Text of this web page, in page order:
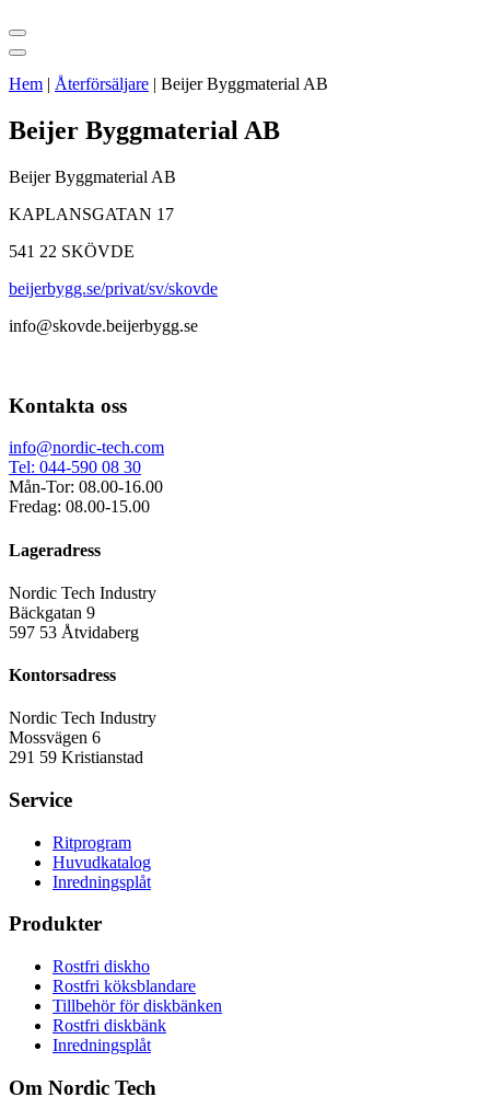
Hem | Återförsäljare | Beijer Byggmaterial AB
Beijer Byggmaterial AB
Beijer Byggmaterial AB
KAPLANSGATAN 17
541 22 SKÖVDE
beijerbygg.se/privat/sv/skovde
info@skovde.beijerbygg.se
Kontakta oss
info@nordic-tech.com
Tel: 044-590 08 30
Mån-Tor: 08.00-16.00
Fredag: 08.00-15.00
Lageradress
Nordic Tech Industry
Bäckgatan 9
597 53 Åtvidaberg
Kontorsadress
Nordic Tech Industry
Mossvägen 6
291 59 Kristianstad
Service
Ritprogram
Huvudkatalog
Inredningsplåt
Produkter
Rostfri diskho
Rostfri köksblandare
Tillbehör för diskbänken
Rostfri diskbänk
Inredningsplåt
Om Nordic Tech